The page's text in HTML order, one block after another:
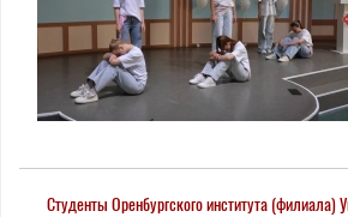
Студенты Оренбургского института (филиала)